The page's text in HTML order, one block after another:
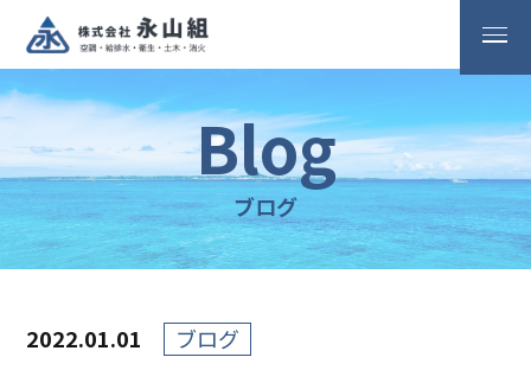
Blog
ブログ
2022.01.01 ブログ